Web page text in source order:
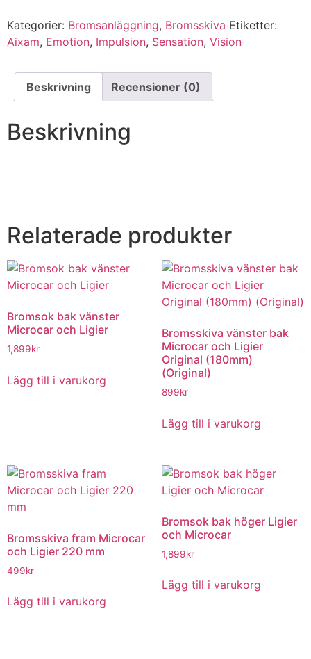
/
Sensation
/
mängd
Kategorier: Bromsanläggning, Bromsskiva Etiketter:
Aixam, Emotion, Impulsion, Sensation, Vision
Beskrivning Recensioner (0)
Beskrivning
Relaterade produkter
Bromsok bak vänster
Microcar och Ligier
1,899kr
Lägg till i varukorg
Bromsskiva vänster bak
Microcar och Ligier
Original (180mm)
(Original)
899kr
Lägg till i varukorg
Bromsskiva fram Microcar
och Ligier 220 mm
499kr
Lägg till i varukorg
Bromsok bak höger Ligier
och Microcar
1,899kr
Lägg till i varukorg